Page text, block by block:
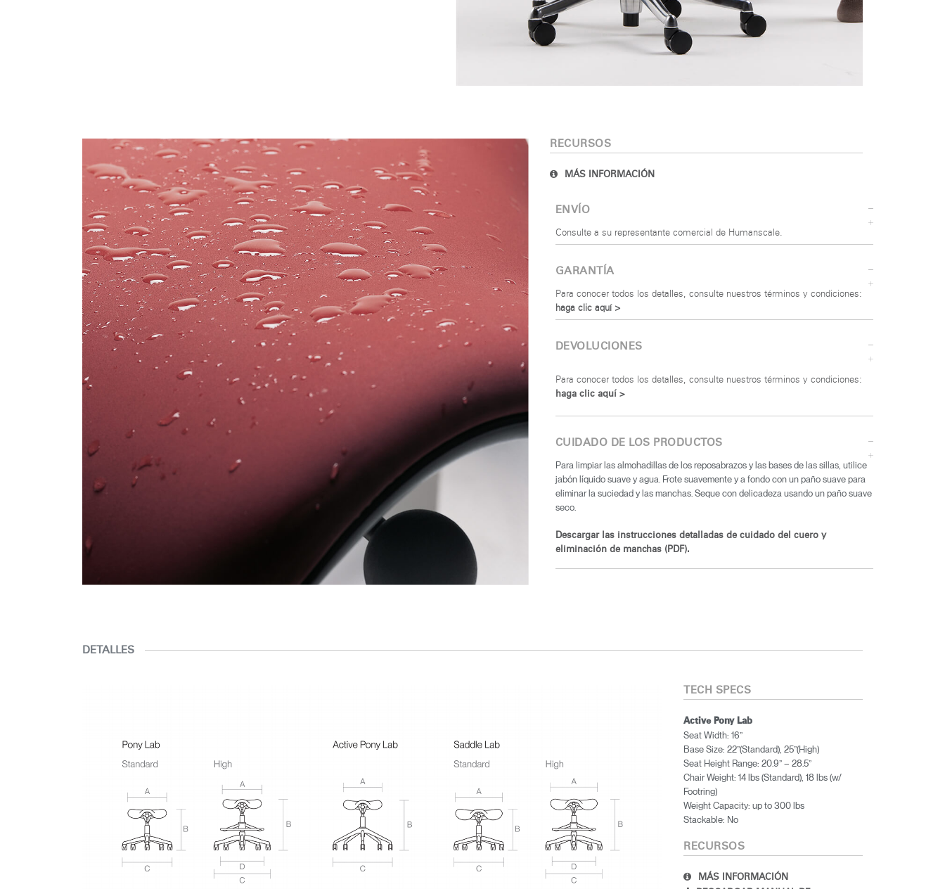
RECURSOS
MÁS INFORMACIÓN
ENVÍO
Consulte a su representante comercial de Humanscale.
GARANTÍA
Para conocer todos los detalles, consulte nuestros términos y condiciones:
haga clic aquí >
DEVOLUCIONES
Para conocer todos los detalles, consulte nuestros términos y condiciones:
haga clic aquí >
CUIDADO DE LOS PRODUCTOS
Para limpiar las almohadillas de los reposabrazos y las bases de las sillas, utilice
jabón líquido suave y agua. Frote suavemente y a fondo con un paño suave para
eliminar la suciedad y las manchas. Seque con delicadeza usando un paño suave
seco.
Descargar las instrucciones detalladas de cuidado del cuero y
eliminación de manchas (PDF).
DETALLES
TECH SPECS
Active Pony Lab
Seat Width: 16”
Base Size: 22”(Standard), 25”(High)
Seat Height Range: 20.9” – 28.5”
Chair Weight: 14 lbs (Standard), 18 lbs (w/
Footring)
Weight Capacity: up to 300 lbs
Stackable: No
RECURSOS
MÁS INFORMACIÓN